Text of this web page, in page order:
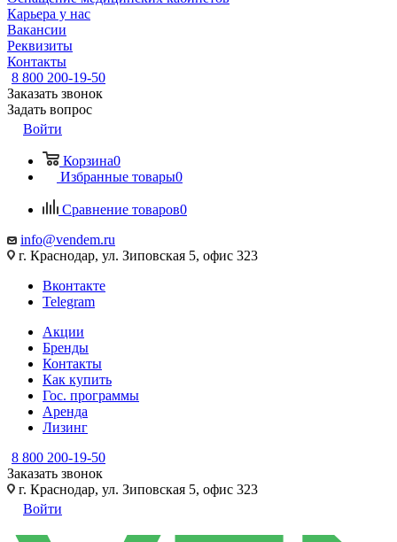
Карьера у нас
Вакансии
Реквизиты
Контакты
8 800 200-19-50
Заказать звонок
Задать вопрос
Войти
Корзина0
Избранные товары0
Сравнение товаров0
info@vendem.ru
г. Краснодар, ул. Зиповская 5, офис 323
Вконтакте
Telegram
Акции
Бренды
Контакты
Как купить
Гос. программы
Аренда
Лизинг
8 800 200-19-50
Заказать звонок
г. Краснодар, ул. Зиповская 5, офис 323
Войти